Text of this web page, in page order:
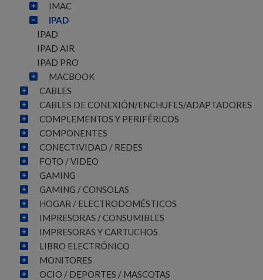
IMAC
IPAD
IPAD
IPAD AIR
IPAD PRO
MACBOOK
CABLES
CABLES DE CONEXIÓN/ENCHUFES/ADAPTADORES
COMPLEMENTOS Y PERIFÉRICOS
COMPONENTES
CONECTIVIDAD / REDES
FOTO / VIDEO
GAMING
GAMING / CONSOLAS
HOGAR / ELECTRODOMÉSTICOS
IMPRESORAS / CONSUMIBLES
IMPRESORAS Y CARTUCHOS
LIBRO ELECTRÓNICO
MONITORES
OCIO / DEPORTES / MASCOTAS